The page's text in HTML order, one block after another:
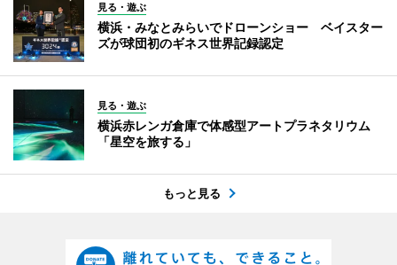
見る・遊ぶ
横浜・みなとみらいでドローンショー ベイスター
ズが球団初のギネス世界記録認定
見る・遊ぶ
横浜赤レンガ倉庫で体感型アートプラネタリウム
「星空を旅する」
もっと見る